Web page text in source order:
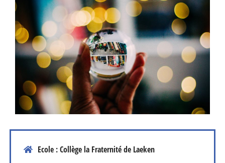
Ecole : Collège la Fraternité de Laeken